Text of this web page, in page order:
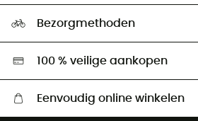
Bezorgmethoden
100 % veilige aankopen
Eenvoudig online winkelen